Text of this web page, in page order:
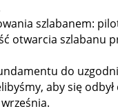
szlabanem:
otwarcia szlabanu
do
aby się odbył